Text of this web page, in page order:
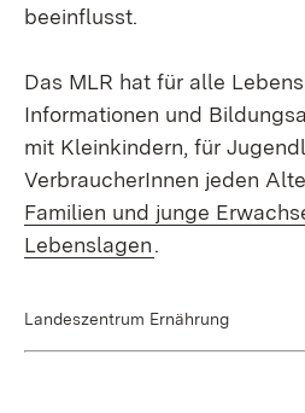
beeinflusst.
Das MLR hat für alle
Informationen und
mit Kleinkindern, für
VerbraucherInnen jeden
Familien und junge
Lebenslagen.
Landeszentrum Ernährung